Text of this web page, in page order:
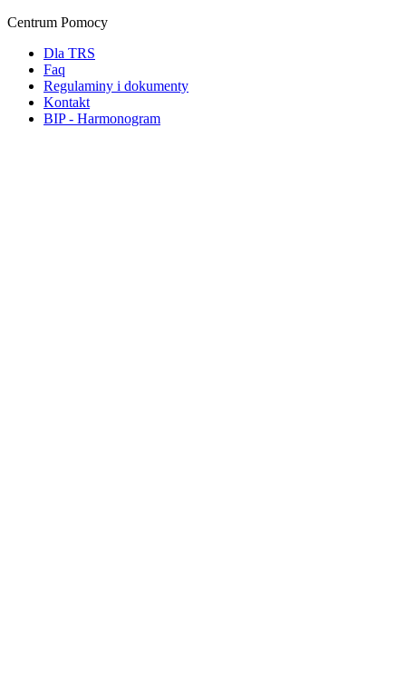
Centrum Pomocy
Dla TRS
Faq
Regulaminy i dokumenty
Kontakt
BIP - Harmonogram